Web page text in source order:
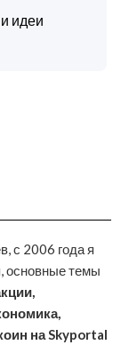
идеи
с 2006 года я
основные темы
на Skyportal